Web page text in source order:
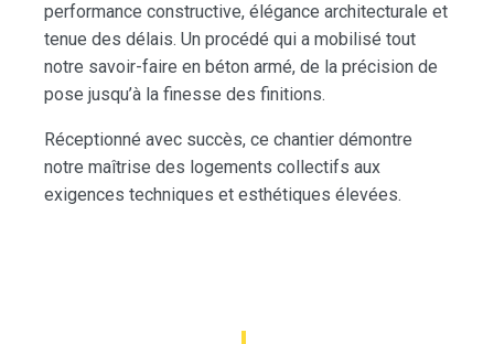
performance constructive, élégance architecturale et
tenue des délais. Un procédé qui a mobilisé tout
notre savoir-faire en béton armé, de la précision de
pose jusqu’à la finesse des finitions.
Réceptionné avec succès, ce chantier démontre
notre maîtrise des logements collectifs aux
exigences techniques et esthétiques élevées.